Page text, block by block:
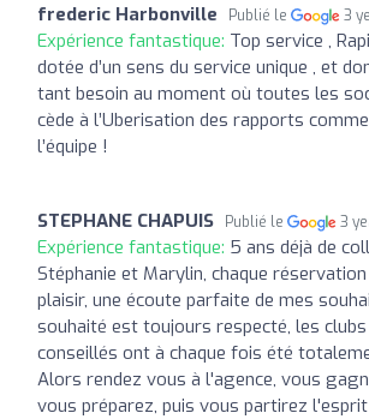
frederic Harbonville Publié le 3
Expérience fantastique: Top service ,
dotée d’un sens du service unique , et
tant besoin au moment où toutes les
cède à l’Uberisation des rapports
l’équipe !
STEPHANE CHAPUIS Publié le 3
Expérience fantastique: 5 ans déjà de
Stéphanie et Marylin, chaque
plaisir, une écoute parfaite de mes
souhaité est toujours respecté, les
conseillés ont à chaque fois été
Alors rendez vous à l'agence, vous
vous préparez, puis vous partirez